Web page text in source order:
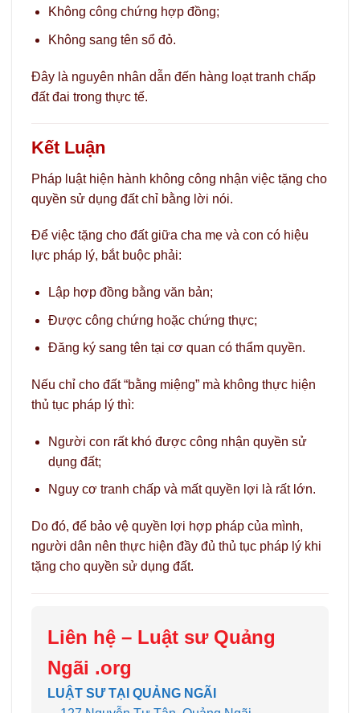
Không công chứng hợp đồng;
Không sang tên sổ đỏ.
Đây là nguyên nhân dẫn đến hàng loạt tranh chấp
đất đai trong thực tế.
Kết Luận
Pháp luật hiện hành không công nhận việc tặng cho
quyền sử dụng đất chỉ bằng lời nói.
Để việc tặng cho đất giữa cha mẹ và con có hiệu
lực pháp lý, bắt buộc phải:
Lập hợp đồng bằng văn bản;
Được công chứng hoặc chứng thực;
Đăng ký sang tên tại cơ quan có thẩm quyền.
Nếu chỉ cho đất “bằng miệng” mà không thực hiện
thủ tục pháp lý thì:
Người con rất khó được công nhận quyền sử
dụng đất;
Nguy cơ tranh chấp và mất quyền lợi là rất lớn.
Do đó, để bảo vệ quyền lợi hợp pháp của mình,
người dân nên thực hiện đầy đủ thủ tục pháp lý khi
tặng cho quyền sử dụng đất.
Liên hệ – Luật sư Quảng
Ngãi .org
LUẬT SƯ TẠI QUẢNG NGÃI